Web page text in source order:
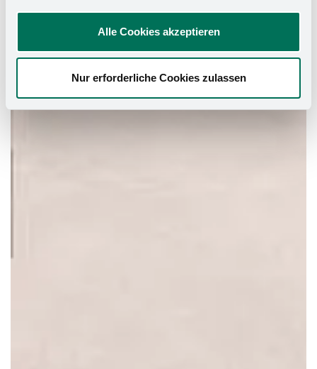
Alle Cookies akzeptieren
Nur erforderliche Cookies zulassen